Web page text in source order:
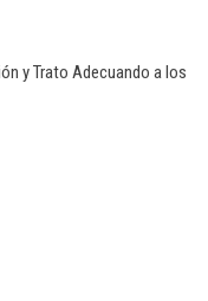
l
y Trato Adecuando a los